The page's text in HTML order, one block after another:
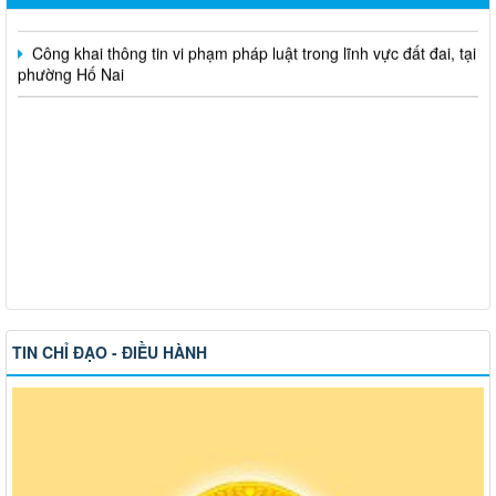
phường Hố Nai
TIN CHỈ ĐẠO - ĐIỀU HÀNH